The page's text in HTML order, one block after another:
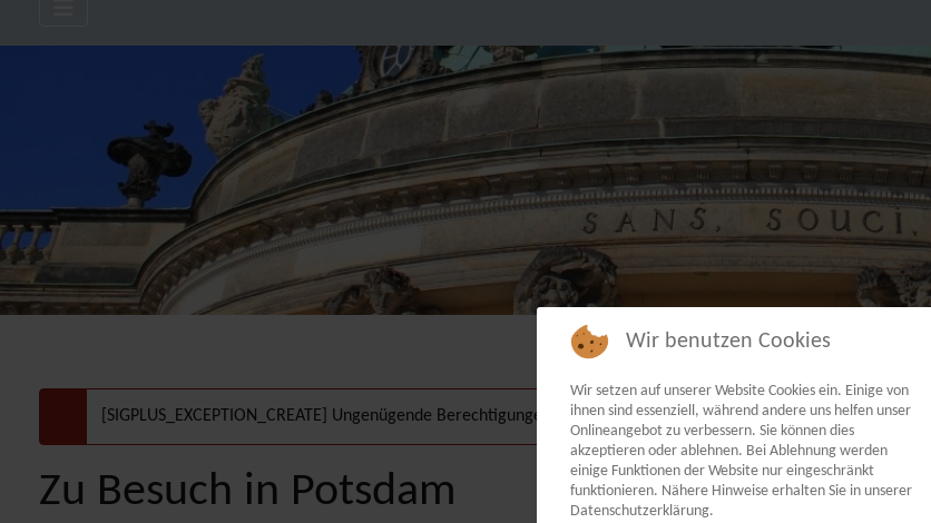
danger
[SIGPLUS_EXCEPTION_CREATE] Ungenügende Berechtigungen um die Datei oder den OrdnerRoot/
Zu Besuch in Potsdam
Wir benutzen Cookies
Wir setzen auf unserer Website Cookies ein. Einige von
ihnen sind essenziell, während andere uns helfen unser
Onlineangebot zu verbessern. Sie können dies
akzeptieren oder ablehnen. Bei Ablehnung werden
einige Funktionen der Website nur eingeschränkt
funktionieren. Nähere Hinweise erhalten Sie in unserer
Datenschutzerklärung.